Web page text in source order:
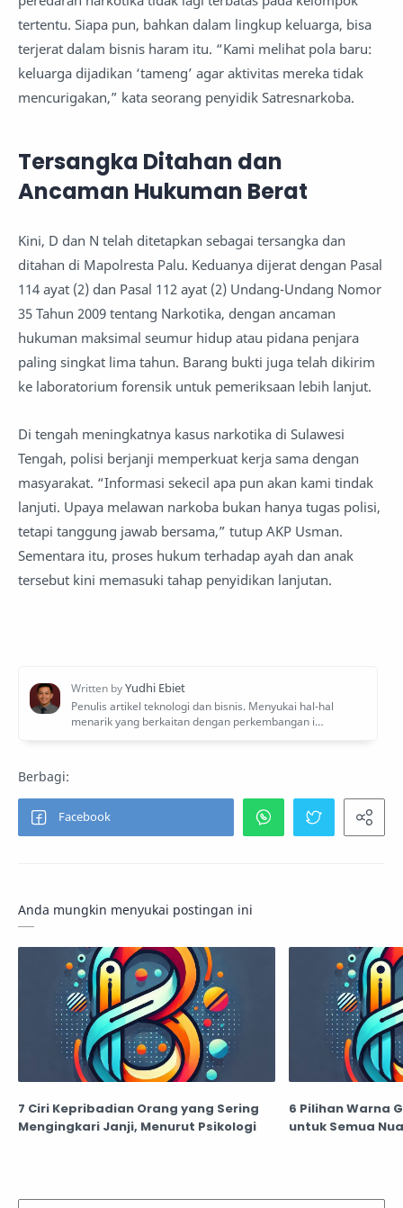
tertentu. Siapa pun, bahkan dalam lingkup keluarga, bisa
terjerat dalam bisnis haram itu. “Kami melihat pola baru:
keluarga dijadikan ‘tameng’ agar aktivitas mereka tidak
mencurigakan,” kata seorang penyidik Satresnarkoba.
Tersangka Ditahan dan
Ancaman Hukuman Berat
Kini, D dan N telah ditetapkan sebagai tersangka dan
ditahan di Mapolresta Palu. Keduanya dijerat dengan Pasal
114 ayat (2) dan Pasal 112 ayat (2) Undang-Undang Nomor
35 Tahun 2009 tentang Narkotika, dengan ancaman
hukuman maksimal seumur hidup atau pidana penjara
paling singkat lima tahun. Barang bukti juga telah dikirim
ke laboratorium forensik untuk pemeriksaan lebih lanjut.
Di tengah meningkatnya kasus narkotika di Sulawesi
Tengah, polisi berjanji memperkuat kerja sama dengan
masyarakat. “Informasi sekecil apa pun akan kami tindak
lanjuti. Upaya melawan narkoba bukan hanya tugas polisi,
tetapi tanggung jawab bersama,” tutup AKP Usman.
Sementara itu, proses hukum terhadap ayah dan anak
tersebut kini memasuki tahap penyidikan lanjutan.
Anda mungkin menyukai postingan ini
7 Ciri Kepribadian Orang yang Sering
Mengingkari Janji, Menurut Psikologi
6 Pilihan Warna
untuk Semua